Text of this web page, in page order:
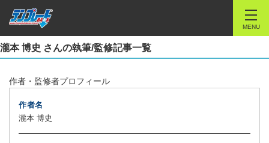
MENU
瀧本 博史 さんの執筆/監修記事一覧
作者・監修者プロフィール
作者名
瀧本 博史